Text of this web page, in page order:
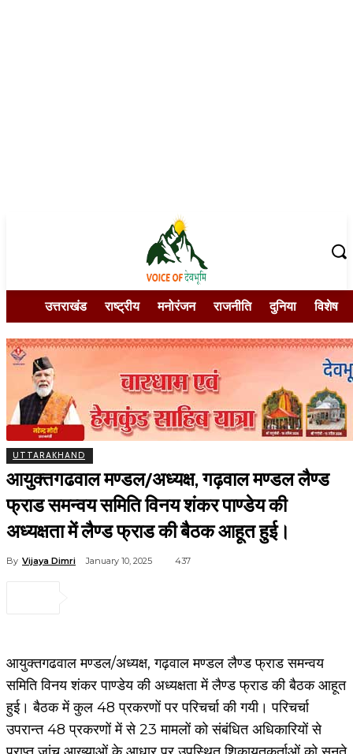
उत्तराखंड राष्ट्रीय मनोरंजन राजनीति दुनिया विशेष
UTTARAKHAND
आयुक्तगढवाल मण्डल/अध्यक्ष, गढ़वाल मण्डल लैण्ड
फ्राड समन्वय समिति विनय शंकर पाण्डेय की
अध्यक्षता में लैण्ड फ्राड की बैठक आहूत हुई।
By Vijaya Dimri January 10, 2025 437
आयुक्तगढवाल मण्डल/अध्यक्ष, गढ़वाल मण्डल लैण्ड फ्राड समन्वय
समिति विनय शंकर पाण्डेय की अध्यक्षता में लैण्ड फ्राड की बैठक आहूत
हुई। बैठक में कुल 48 प्रकरणों पर परिचर्चा की गयी। परिचर्चा
उपरान्त 48 प्रकरणों में से 23 मामलों को संबंधित अधिकारियों से